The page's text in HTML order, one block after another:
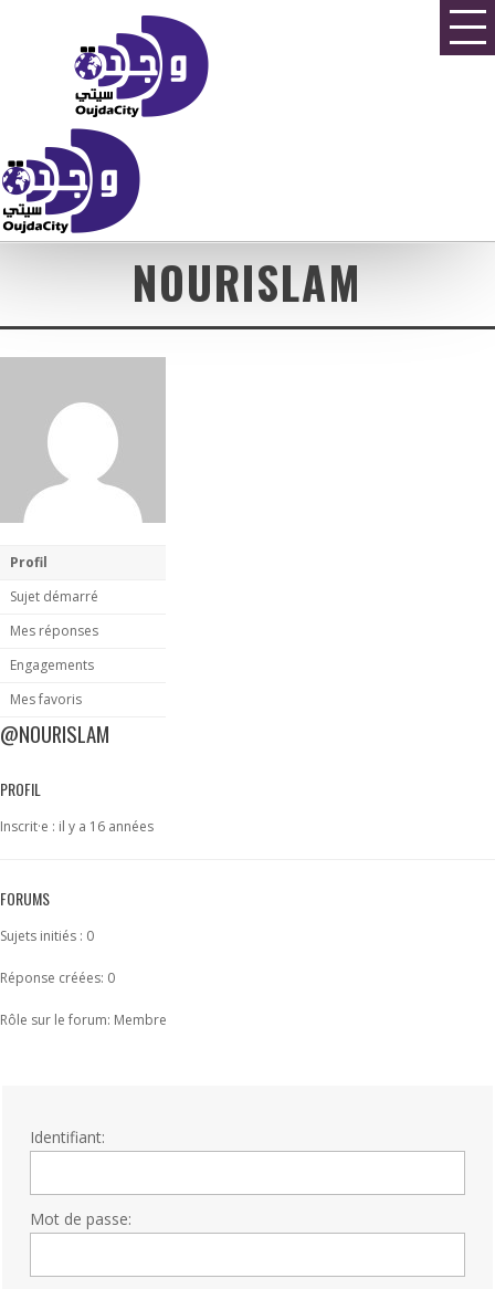
NOURISLAM
Profil
Sujet démarré
Mes réponses
Engagements
Mes favoris
@NOURISLAM
PROFIL
Inscrit·e : il y a 16 années
FORUMS
Sujets initiés : 0
Réponse créées: 0
Rôle sur le forum: Membre
Identifiant:
Mot de passe: